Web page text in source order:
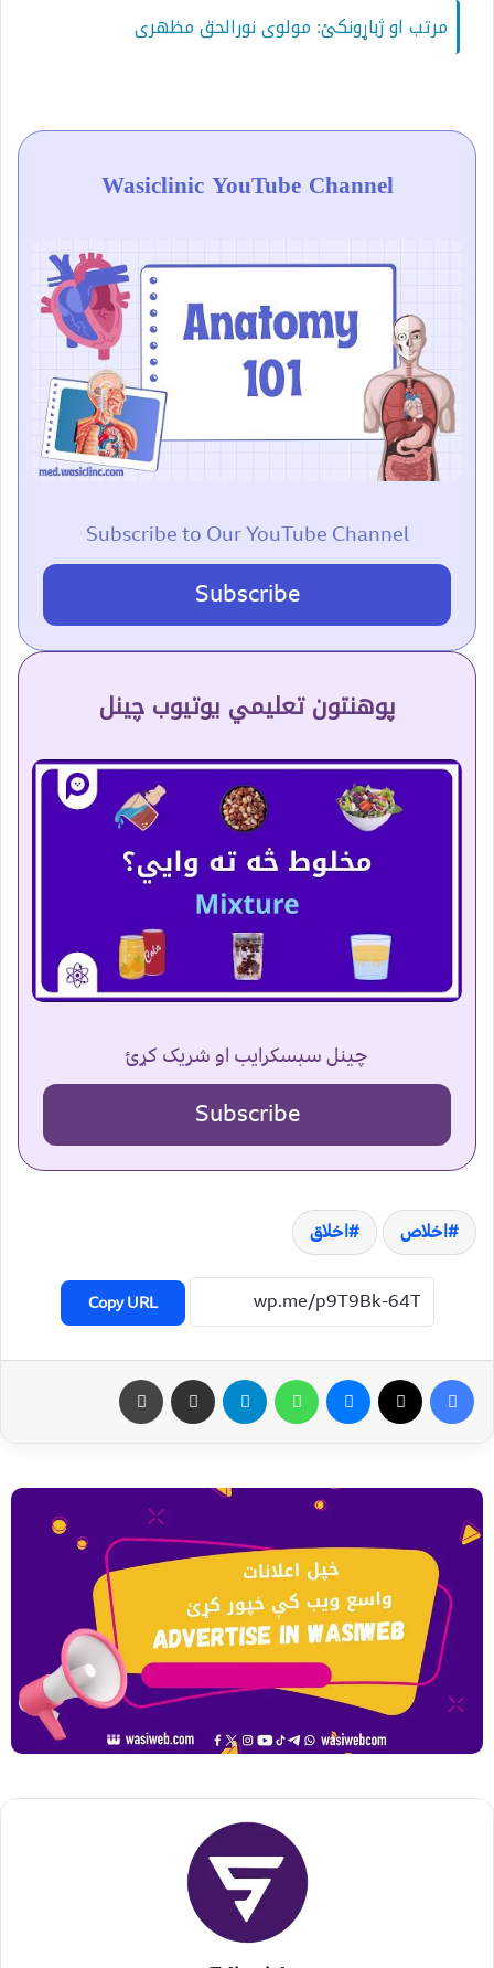
مرتب او ژباړونکئ: مولوی نورالحق مظهری
Wasiclinic YouTube Channel
Subscribe to Our YouTube Channel
Subscribe
پوهنتون تعلیمي یوتیوب چینل
چینل سبسکرایب او شریک کړئ
Subscribe
اخلاص اخلاق
Copy URL